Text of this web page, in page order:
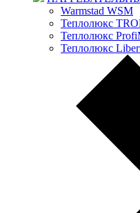
Warmstad WSM
Теплолюкс
Теплолюкс
Теплолюкс